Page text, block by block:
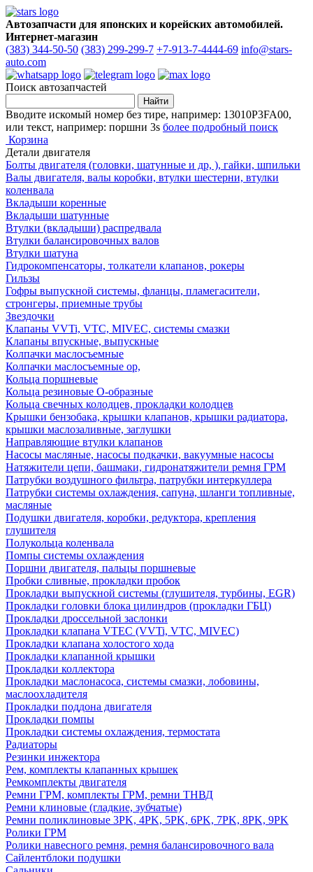
Автозапчасти для японских и корейских автомобилей.
Интернет-магазин
(383) 344-50-50 (383) 299-299-7 +7-913-7-4444-69 info@stars-
auto.com
Поиск автозапчастей
Вводите искомый номер без тире, например: 13010P3FA00,
или текст, например: поршни 3s более подробный поиск
Корзина
Детали двигателя
Болты двигателя (головки, шатунные и др, ), гайки, шпильки
Валы двигателя, валы коробки, втулки шестерни, втулки
коленвала
Вкладыши коренные
Вкладыши шатунные
Втулки (вкладыши) распредвала
Втулки балансировочных валов
Втулки шатуна
Гидрокомпенсаторы, толкатели клапанов, рокеры
Гильзы
Гофры выпускной системы, фланцы, пламегасители,
стронгеры, приемные трубы
Звездочки
Клапаны VVTi, VTC, MIVEC, системы смазки
Клапаны впускные, выпускные
Колпачки маслосъемные
Колпачки маслосъемные ор,
Кольца поршневые
Кольца резиновые О-образные
Кольца свечных колодцев, прокладки колодцев
Крышки бензобака, крышки клапанов, крышки радиатора,
крышки маслозаливные, заглушки
Направляющие втулки клапанов
Насосы масляные, насосы подкачки, вакуумные насосы
Натяжители цепи, башмаки, гидронатяжители ремня ГРМ
Патрубки воздушного фильтра, патрубки интеркуллера
Патрубки системы охлаждения, сапуна, шланги топливные,
масляные
Подушки двигателя, коробки, редуктора, крепления
глушителя
Полукольца коленвала
Помпы системы охлаждения
Поршни двигателя, пальцы поршневые
Пробки сливные, прокладки пробок
Прокладки выпускной системы (глушителя, турбины, EGR)
Прокладки головки блока цилиндров (прокладки ГБЦ)
Прокладки дроссельной заслонки
Прокладки клапана VTEC (VVTi, VTC, MIVEC)
Прокладки клапана холостого хода
Прокладки клапанной крышки
Прокладки коллектора
Прокладки маслонасоса, системы смазки, лобовины,
маслоохладителя
Прокладки поддона двигателя
Прокладки помпы
Прокладки системы охлаждения, термостата
Радиаторы
Резинки инжектора
Рем, комплекты клапанных крышек
Ремкомплекты двигателя
Ремни ГРМ, комплекты ГРМ, ремни ТНВД
Ремни клиновые (гладкие, зубчатые)
Ремни поликлиновые 3PK, 4PK, 5PK, 6PK, 7PK, 8PK, 9PK
Ролики ГРМ
Ролики навесного ремня, ремня балансировочного вала
Сайлентблоки подушки